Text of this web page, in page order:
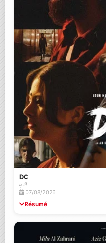
DC
டிசி
07/08/2026
Résumé